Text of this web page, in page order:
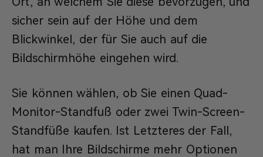
sicher sein auf der Höhe und dem
Blickwinkel, der für Sie auch auf die
Bildschirmhöhe eingehen wird.
Sie können wählen, ob Sie einen Quad-
Monitor-Standfuß oder zwei Twin-Screen-
Standfüße kaufen. Ist Letzteres der Fall,
hat man Ihre Bildschirme mehr Optionen